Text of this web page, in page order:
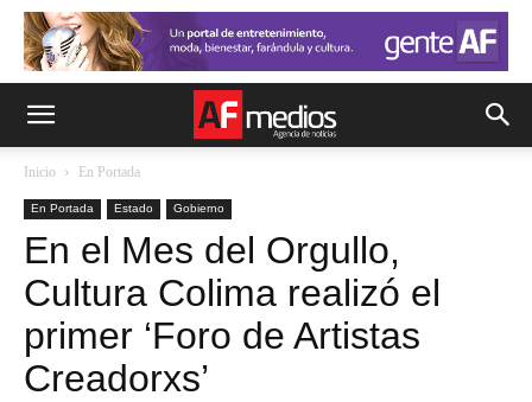
Inicio En Portada
En Portada Estado Gobierno
En el Mes del Orgullo,
Cultura Colima realizó el
primer ‘Foro de Artistas
Creadorxs’